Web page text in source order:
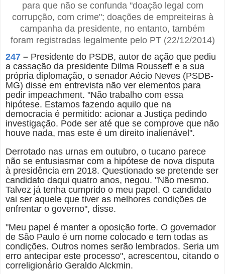
para que não se confunda "doação legal com
corrupção, com crime"; doações de empreiteiras à
campanha da presidente, no entanto, também
foram registradas legalmente pelo PT (22/12/2014)
247 – Presidente do PSDB, autor de ação que pediu
a cassação da presidente Dilma Rousseff e a sua
própria diplomação, o senador Aécio Neves (PSDB-
MG) disse em entrevista não ver elementos para
pedir impeachment. "Não trabalho com essa
hipótese. Estamos fazendo aquilo que na
democracia é permitido: acionar a Justiça pedindo
investigação. Pode ser até que se comprove que não
houve nada, mas este é um direito inalienável".
Derrotado nas urnas em outubro, o tucano parece
não se entusiasmar com a hipótese de nova disputa
à presidência em 2018. Questionado se pretende ser
candidato daqui quatro anos, negou. "Não mesmo.
Talvez já tenha cumprido o meu papel. O candidato
vai ser aquele que tiver as melhores condições de
enfrentar o governo", disse.
"Meu papel é manter a oposição forte. O governador
de São Paulo é um nome colocado e tem todas as
condições. Outros nomes serão lembrados. Seria um
erro antecipar este processo", acrescentou, citando o
correligionário Geraldo Alckmin.